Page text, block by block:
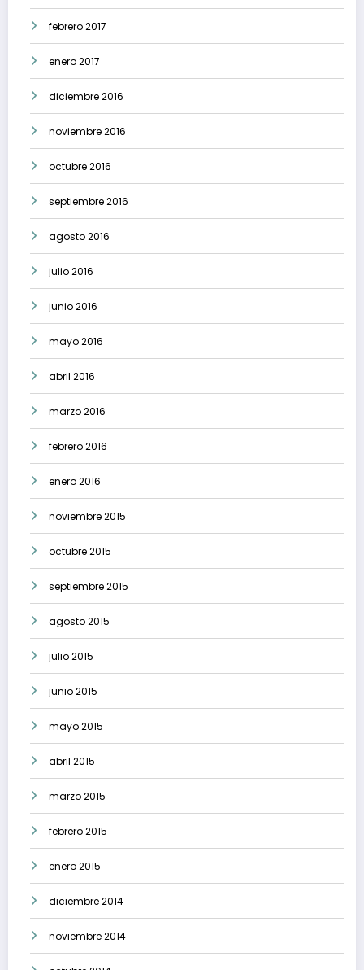
febrero 2017
enero 2017
diciembre 2016
noviembre 2016
octubre 2016
septiembre 2016
agosto 2016
julio 2016
junio 2016
mayo 2016
abril 2016
marzo 2016
febrero 2016
enero 2016
noviembre 2015
octubre 2015
septiembre 2015
agosto 2015
julio 2015
junio 2015
mayo 2015
abril 2015
marzo 2015
febrero 2015
enero 2015
diciembre 2014
noviembre 2014